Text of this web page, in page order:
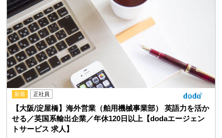
新着 正社員
【大阪/淀屋橋】海外営業（舶用機械事業部） 英語力を活か
せる／英国系輸出企業／年休120日以上【dodaエージェン
トサービス 求人】